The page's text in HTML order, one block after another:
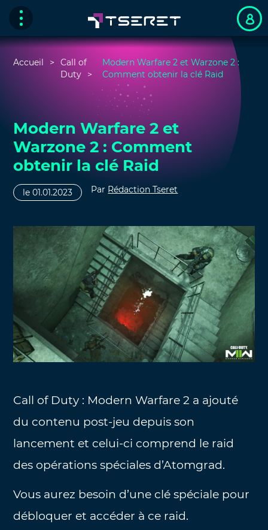
Accueil
Call of
Duty
Modern Warfare 2 et Warzone 2 :
Comment obtenir la clé Raid
Modern Warfare 2 et
Warzone 2 : Comment
obtenir la clé Raid
le 01.01.2023 Par Rédaction Tseret
Call of Duty : Modern Warfare 2 a ajouté
du contenu post-jeu depuis son
lancement et celui-ci comprend le raid
des opérations spéciales d’Atomgrad.
Vous aurez besoin d’une clé spéciale pour
débloquer et accéder à ce raid.